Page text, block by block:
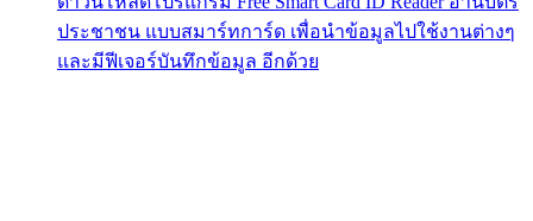
ประชาชน แบบสมาร์ทการ์ด เพื่อนำข้อมูลไปใช้งานต่างๆ
และมีฟีเจอร์บันทึกข้อมูล อีกด้วย